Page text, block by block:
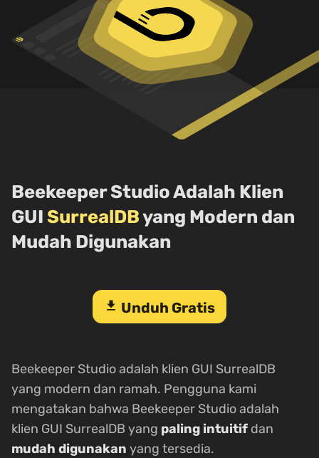
Beekeeper Studio Adalah Klien
GUI SurrealDByang Modern dan
Mudah Digunakan
download Unduh Gratis
Beekeeper Studio adalah klien GUI SurrealDB
yang modern dan ramah. Pengguna kami
mengatakan bahwa Beekeeper Studio adalah
klien GUI SurrealDB yang paling intuitif dan
mudah digunakan yang tersedia.